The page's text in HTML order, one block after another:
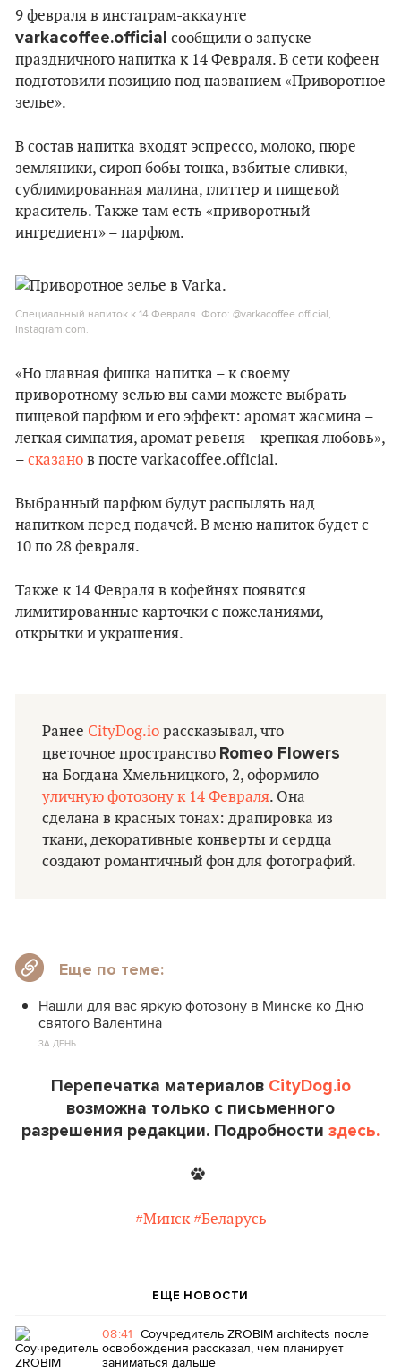
9 февраля в инстаграм-аккаунте
varkacoffee.official сообщили о запуске
праздничного напитка к 14 Февраля. В сети кофеен
подготовили позицию под названием «Приворотное
зелье».
В состав напитка входят эспрессо, молоко, пюре
земляники, сироп бобы тонка, взбитые сливки,
сублимированная малина, глиттер и пищевой
краситель. Также там есть «приворотный
ингредиент» – парфюм.
Специальный напиток к 14 Февраля. Фото: @varkacoffee.official,
Instagram.com.
«Но главная фишка напитка – к своему
приворотному зелью вы сами можете выбрать
пищевой парфюм и его эффект: аромат жасмина –
легкая симпатия, аромат ревеня – крепкая любовь»,
– сказано в посте varkacoffee.official.
Выбранный парфюм будут распылять над
напитком перед подачей. В меню напиток будет с
10 по 28 февраля.
Также к 14 Февраля в кофейнях появятся
лимитированные карточки с пожеланиями,
открытки и украшения.
Ранее CityDog.io рассказывал, что
цветочное пространство Romeo Flowers
на Богдана Хмельницкого, 2, оформило
уличную фотозону к 14 Февраля. Она
сделана в красных тонах: драпировка из
ткани, декоративные конверты и сердца
создают романтичный фон для фотографий.
Еще по теме:
Нашли для вас яркую фотозону в Минске ко Дню
святого Валентина
ЗА ДЕНЬ
Перепечатка материалов CityDog.io
возможна только с письменного
разрешения редакции. Подробности здесь.
#Минск #Беларусь
ЕЩЕ НОВОСТИ
08:41 Соучредитель ZROBIM architects после
освобождения рассказал, чем планирует
заниматься дальше